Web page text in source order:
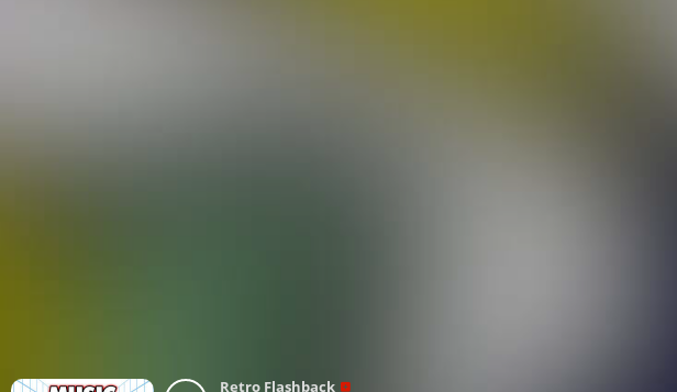
Retro Flashback